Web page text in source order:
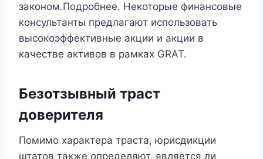
законом.Подробнее. Некоторые финансовые
консультанты предлагают использовать
высокоэффективные акции и акции в
качестве активов в рамках GRAT.
Безотзывный траст
доверителя
Помимо характера траста, юрисдикции
штатов также определяют, является ли